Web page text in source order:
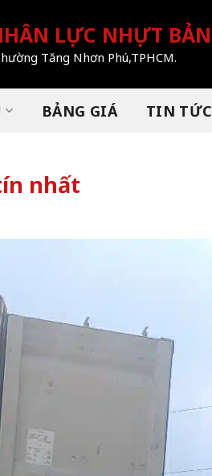
LỰC NHỰT BẢN
Tăng Nhơn Phú,TPHCM.
BẢNG GIÁ TIN TỨC
nhất